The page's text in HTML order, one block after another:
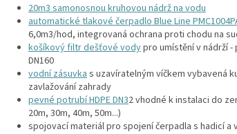
20m3 samonosnou kruhovou nádrž na vodu
automatické tlakové čerpadlo Blue Line
6,0m3/hod, integrovaná ochrana proti chodu na
košíkový filtr dešťové vodypro umístění v nádrží -
DN160
vodní zásuvka s uzavíratelným víčkem vybavená
zavlažování zahrady
pevné potrubí HDPE DN32 vhodné k instalaci do
20m, 30m, 40m, 50m...)
spojovací materiál pro spojení čerpadla s hadicí a